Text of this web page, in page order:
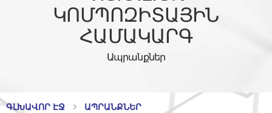
ԿՈՄՊՈԶԻՏԱՅԻՆ
ՀԱՄԱԿԱՐԳ
Ապրանքներ
ԳԼԽԱՎՈՐ ԷՋ
ԱՊՐԱՆՔՆԵՐ